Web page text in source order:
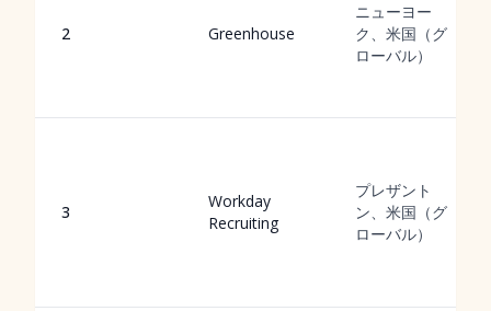
2 Greenhouse
ニューヨー
ク、米国（グ
ローバル）
3
Workday
Recruiting
プレザント
ン、米国（グ
ローバル）